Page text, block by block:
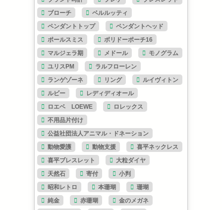
ブローチ
ベルルッティ
ペンダントトップ
ペンダントヘッド
ポールスミス
ボリドーポーチ16
マルジェラ期
メドール
モノグラム
ユリスPM
ラルフローレン
ランゲゾーネ
リング
ルイヴィトン
ルビー
レディディオール
ロエベ LOEWE
ロレックス
不用品片付け
公益社団法人アニマル・ドネーション
動物愛護
動物支援
喜平ネックレス
喜平ブレスレット
大粒ダイヤ
天然石
寄付
小判
昭和レトロ
本珊瑚
珊瑚
純金
赤珊瑚
金のメガネ